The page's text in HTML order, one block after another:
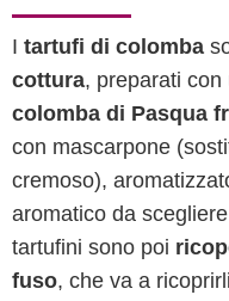
I tartufi di colomba
cottura, preparati con
colomba di Pasqua
con mascarpone
cremoso),
aromatico da
tartufini sono poi
fuso, che va a